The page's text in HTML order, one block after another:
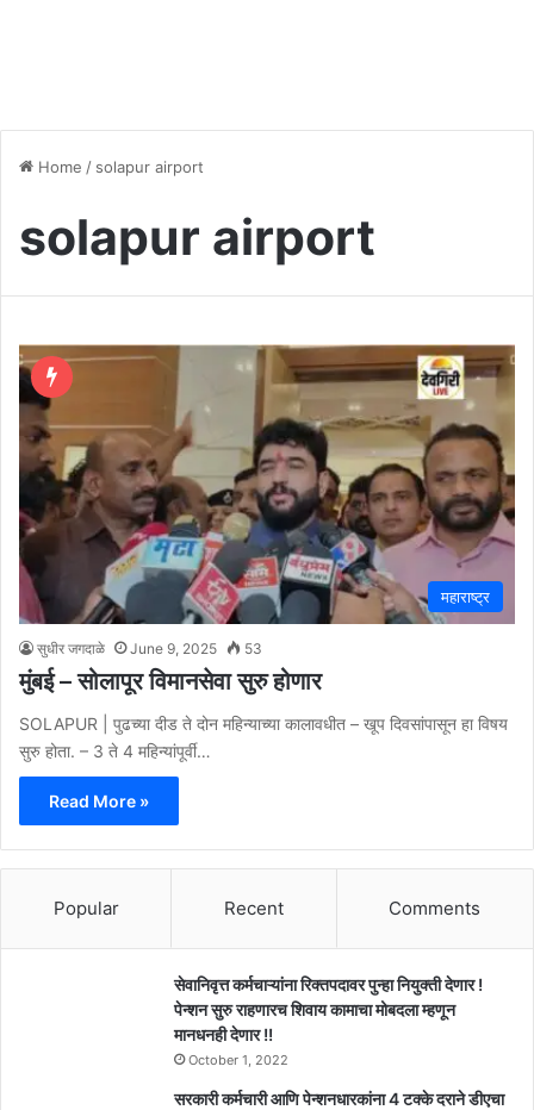
Home / solapur airport
solapur airport
महाराष्ट्र
सुधीर जगदाळे June 9, 2025 53
मुंबई – सोलापूर विमानसेवा सुरु होणार
SOLAPUR | पुढच्या दीड ते दोन महिन्याच्या कालावधीत – खूप दिवसांपासून हा विषय
सुरु होता. – 3 ते 4 महिन्यांपूर्वी…
Read More »
Popular Recent Comments
सेवानिवृत्त कर्मचाऱ्यांना रिक्तपदावर पुन्हा नियुक्ती देणार !
पेन्शन सुरु राहणारच शिवाय कामाचा मोबदला म्हणून
मानधनही देणार !!
October 1, 2022
सरकारी कर्मचारी आणि पेन्शनधारकांना 4 टक्के दराने डीएचा